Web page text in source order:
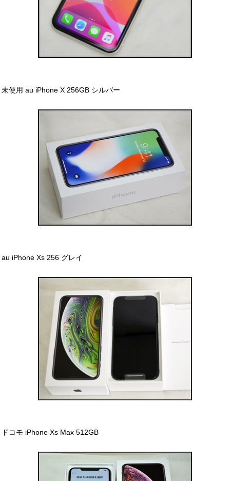
未使用 au iPhone X 256GB シルバー
au iPhone Xs 256 グレイ
ドコモ iPhone Xs Max 512GB